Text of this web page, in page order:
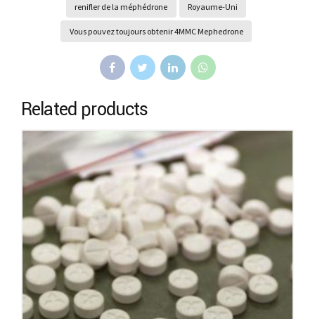
renifler de la méphédrone Royaume-Uni
Vous pouvez toujours obtenir 4MMC Mephedrone
Related products